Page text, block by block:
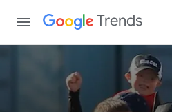
Trends